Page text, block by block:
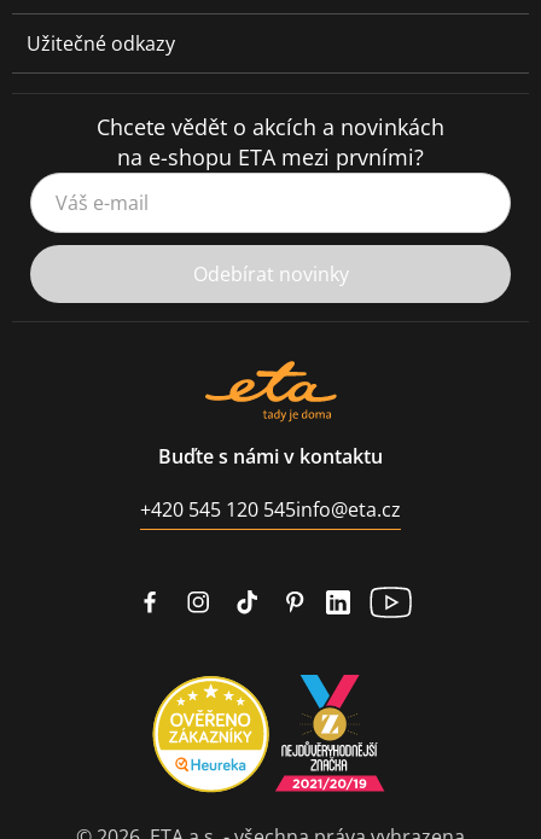
Užitečné odkazy
Chcete vědět o akcích a novinkách
na e-shopu ETA mezi prvními?
Váš e-mail
Odebírat novinky
Buďte s námi v kontaktu
+420 545 120 545info@eta.cz